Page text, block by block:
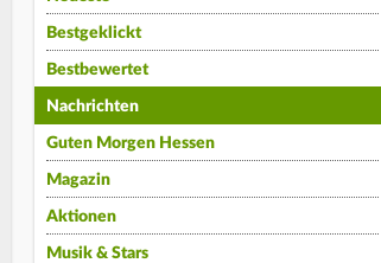
Bestgeklickt
Bestbewertet
Nachrichten
Guten Morgen Hessen
Magazin
Aktionen
Musik & Stars